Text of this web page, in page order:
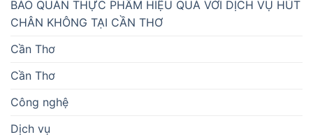
BẢO QUẢN THỰC PHẨM HIỆU QUẢ VỚI DỊCH VỤ HÚT
CHÂN KHÔNG TẠI CẦN THƠ
Cần Thơ
Cần Thơ
Công nghệ
Dịch vụ